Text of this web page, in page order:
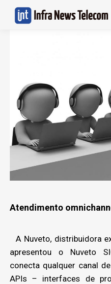
Atendimento
A Nuveto, distribuidora
apresentou o Nuveto
conecta qualquer canal
APIs – interfaces de